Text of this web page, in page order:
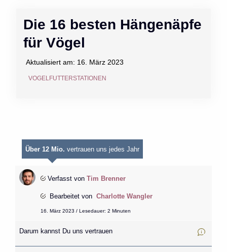
Die 16 besten Hängenäpfe
für Vögel
Aktualisiert am: 16. März 2023
VOGELFUTTERSTATIONEN
Über 12 Mio. vertrauen uns jedes Jahr
Verfasst von Tim Brenner
Bearbeitet von Charlotte Wangler
16. März 2023 / Lesedauer: 2 Minuten
Darum kannst Du uns vertrauen